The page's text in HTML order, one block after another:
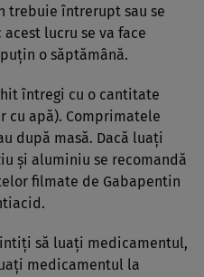
trebuie întrerupt sau se
lucru se va face
o săptămână.
întregi cu o cantitate
cu apă). Comprimatele
după masă. Dacă luaţi
şi aluminiu se recomandă
filmate de Gabapentin
să luaţi medicamentul,
medicamentul la